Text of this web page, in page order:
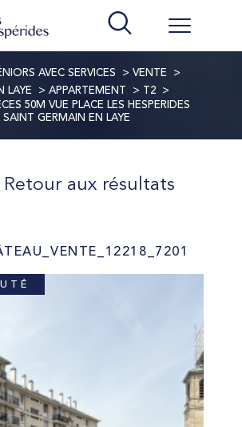
AVEC SERVICES
VENTE
LAYE
APPARTEMENT
T2
50M VUE PLACE LES HESPERIDES
GERMAIN EN LAYE
Retour aux résultats